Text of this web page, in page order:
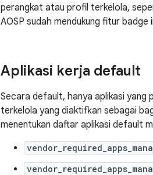
perangkat atau profil terkelola,
AOSP sudah mendukung fitur badge
Aplikasi kerja default
Secara default, hanya aplikasi yang
terkelola yang diaktifkan sebagai
menentukan daftar aplikasi default